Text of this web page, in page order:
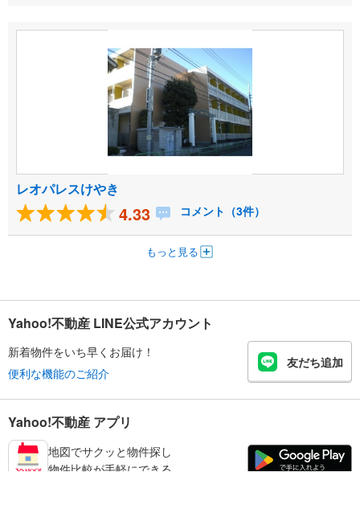
レオパレスけやき
4.33 コメント（3件）
もっと見る
Yahoo!不動産 LINE公式アカウント
新着物件をいち早くお届け！
便利な機能のご紹介
友だち追加
Yahoo!不動産 アプリ
地図でサクッと物件探し
物件比較が手軽にできる